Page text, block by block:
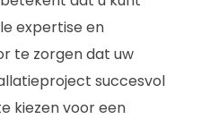
expertise en
te zorgen dat uw
succesvol
kiezen voor een